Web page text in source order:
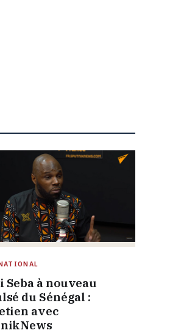
Seba à nouveau
du Sénégal :
avec